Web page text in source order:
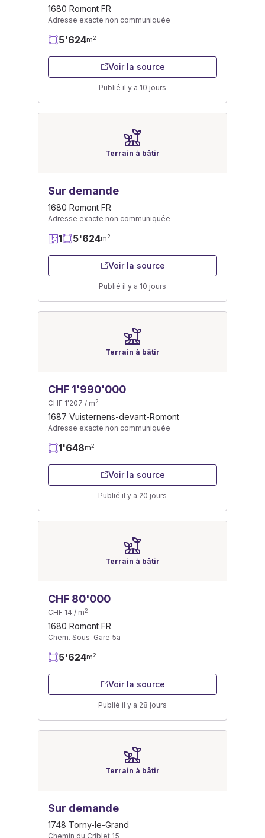
1680 Romont FR
Adresse exacte non communiquée
5'624m2
Voir la source
Publié il y a 10 jours
Terrain à bâtir
Sur demande
1680 Romont FR
Adresse exacte non communiquée
1 5'624m2
Voir la source
Publié il y a 10 jours
Terrain à bâtir
CHF 1'990'000
CHF 1'207 / m2
1687 Vuisternens-devant-Romont
Adresse exacte non communiquée
1'648m2
Voir la source
Publié il y a 20 jours
Terrain à bâtir
CHF 80'000
CHF 14 / m2
1680 Romont FR
Chem. Sous-Gare 5a
5'624m2
Voir la source
Publié il y a 28 jours
Terrain à bâtir
Sur demande
1748 Torny-le-Grand
Chemin du Criblet 15